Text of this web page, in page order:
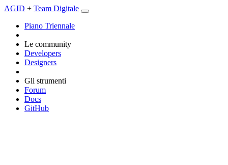
AGID + Team Digitale
Piano Triennale
Le community
Developers
Designers
Gli strumenti
Forum
Docs
GitHub